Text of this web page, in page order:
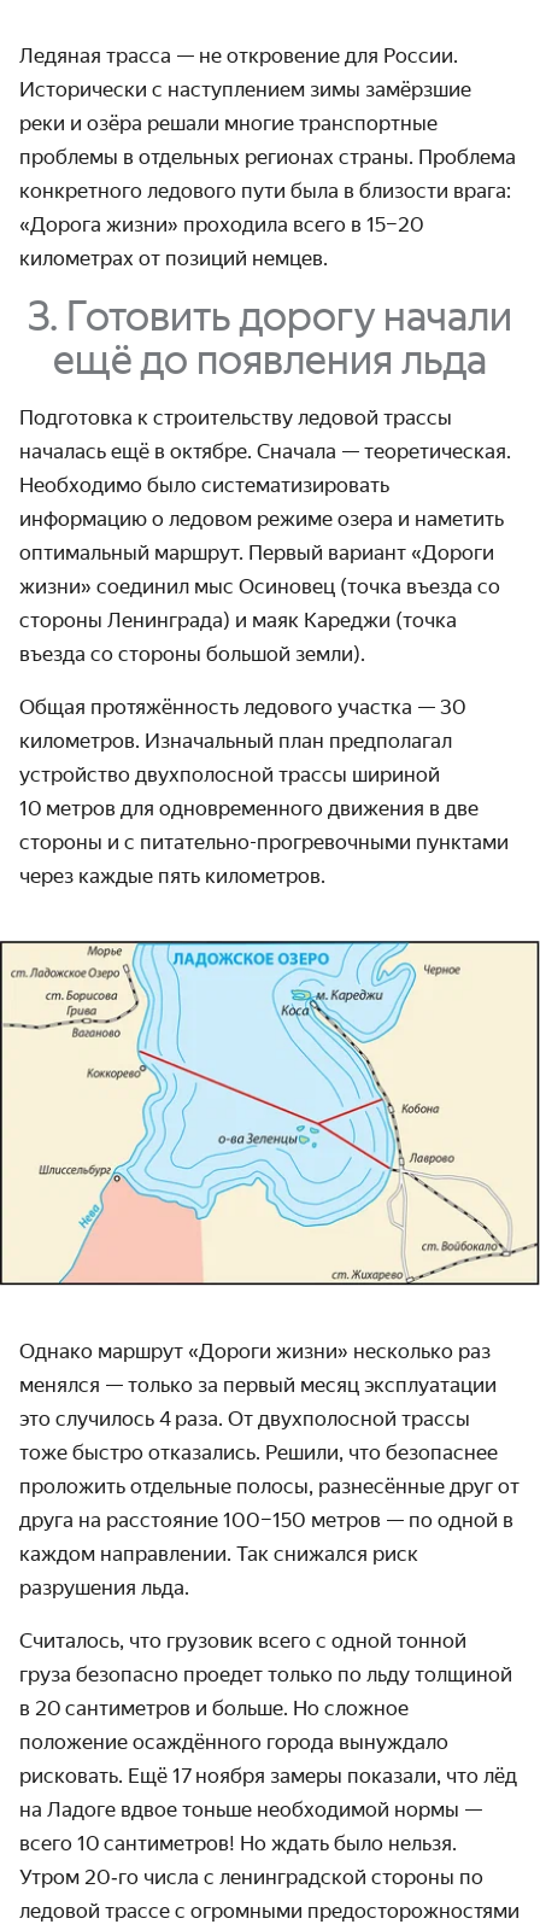
Ледяная трасса — не откровение для России.
Исторически с наступлением зимы замёрзшие
реки и озёра решали многие транспортные
проблемы в отдельных регионах страны. Проблема
конкретного ледового пути была в близости врага:
«Дорога жизни» проходила всего в 15–20
километрах от позиций немцев.
3. Готовить дорогу начали
ещё до появления льда
Подготовка к строительству ледовой трассы
началась ещё в октябре. Сначала — теоретическая.
Необходимо было система­тизировать
информацию о ледовом режиме озера и наметить
оптимальный маршрут. Первый вариант «Дороги
жизни» соединил мыс Осиновец (точка въезда со
стороны Ленин­града) и маяк Кареджи (точка
въезда со стороны большой земли).
Общая протяжённость ледового участка — 30
километров. Изначальный план предполагал
устройство двух­полосной трассы шириной
10 метров для одно­временного движения в две
стороны и с питательно-прогревоч­ными пунктами
через каждые пять километров.
Однако маршрут «Дороги жизни» несколько раз
менялся — только за первый месяц эксплуатации
это случилось 4 раза. От двух­полосной трассы
тоже быстро отказались. Решили, что безопаснее
проложить отдельные полосы, разнесённые друг от
друга на расстояние 100–150 метров — по одной в
каждом направлении. Так снижался риск
разрушения льда.
Считалось, что грузовик всего с одной тонной
груза безопасно проедет только по льду толщиной
в 20 сантиметров и больше. Но сложное
положение осаждённого города вынуждало
рисковать. Ещё 17 ноября замеры показали, что лёд
на Ладоге вдвое тоньше необходимой нормы —
всего 10 санти­метров! Но ждать было нельзя.
Утром 20‑го числа с ленин­градской стороны по
ледовой трассе с огромными предосторож­ностями